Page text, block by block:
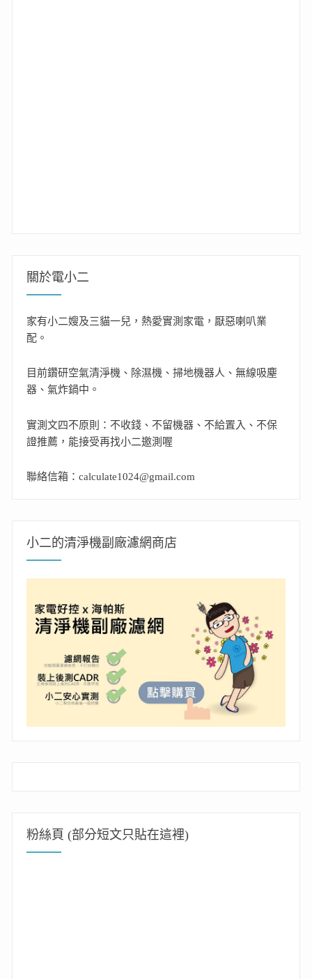
關於電小二
家有小二嫂及三貓一兒，熱愛實測家電，厭惡喇叭業
配。
目前鑽研空氣清淨機、除濕機、掃地機器人、無線吸塵
器、氣炸鍋中。
實測文四不原則：不收錢、不留機器、不給置入、不保
證推薦，能接受再找小二邀測喔
聯絡信箱：calculate1024@gmail.com
小二的清淨機副廠濾網商店
粉絲頁 (部分短文只貼在這裡)